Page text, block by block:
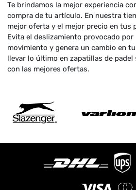
Te brindamos la mejor experiencia
compra de tu artículo. En nuestra
mejor oferta y el mejor precio en tus
Evita el deslizamiento provocado por
movimiento y genera un cambio en
llevar lo último en zapatillas de padel
con las mejores ofertas.